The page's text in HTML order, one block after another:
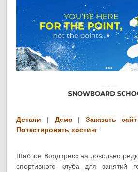
Детали | Демо | Заказать
Потестировать хостинг
Шаблон Вордпресс на довольно
спортивного клуба для занятий